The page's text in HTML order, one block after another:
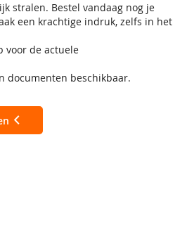
stralen. Bestel vandaag nog je
een krachtige indruk, zelfs in het
voor de actuele
documenten beschikbaar.